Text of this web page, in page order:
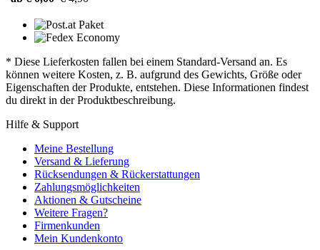
* Diese Lieferkosten fallen bei einem Standard-Versand an. Es
können weitere Kosten, z. B. aufgrund des Gewichts, Größe oder
Eigenschaften der Produkte, entstehen. Diese Informationen findest
du direkt in der Produktbeschreibung.
Hilfe & Support
Meine Bestellung
Versand & Lieferung
Rücksendungen & Rückerstattungen
Zahlungsmöglichkeiten
Aktionen & Gutscheine
Weitere Fragen?
Firmenkunden
Mein Kundenkonto